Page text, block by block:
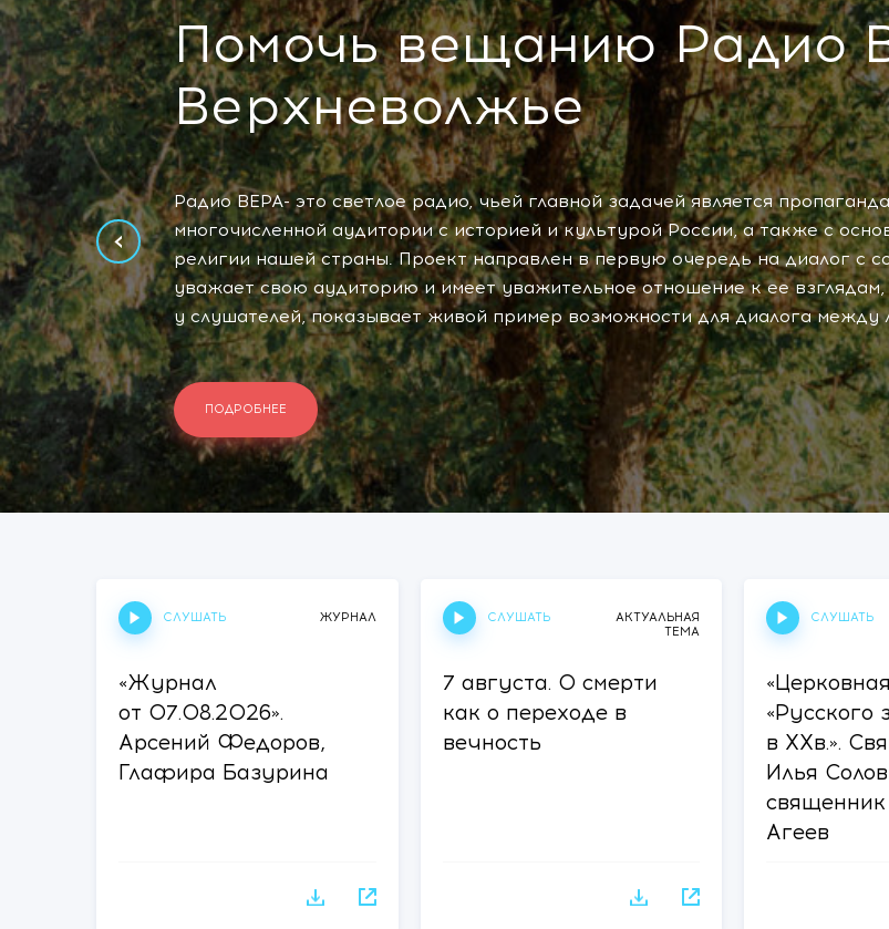
30 ибо в
женятся, ни
но
Божии на
31 А о
не читали
вам Богом:
32 Я Бог
Исаака, и
не есть Бог
живых.
33 И, слыша,
учению Его.
Помочь вещанию Радио
Верхневолжье
Радио ВЕРА- это светлое радио, чьей главной задачей является
многочисленной аудитории с историей и культурой России, а также с
религии нашей страны. Проект направлен в первую очередь на диалог с
уважает свою аудиторию и имеет уважительное отношение к ее
у слушателей, показывает живой пример возможности для диалога между
ПОДРОБНЕЕ
‹
СЛУШАТЬ ЖУРНАЛ
«Журнал
от 07.08.2026».
Арсений Федоров,
Глафира Базурина
СЛУШАТЬ
АКТУАЛЬНАЯ
ТЕМА
7 августа. О смерти
как о переходе в
вечность
СЛУШАТЬ
«Русского
в ХХв.».
Илья
священник
Агеев